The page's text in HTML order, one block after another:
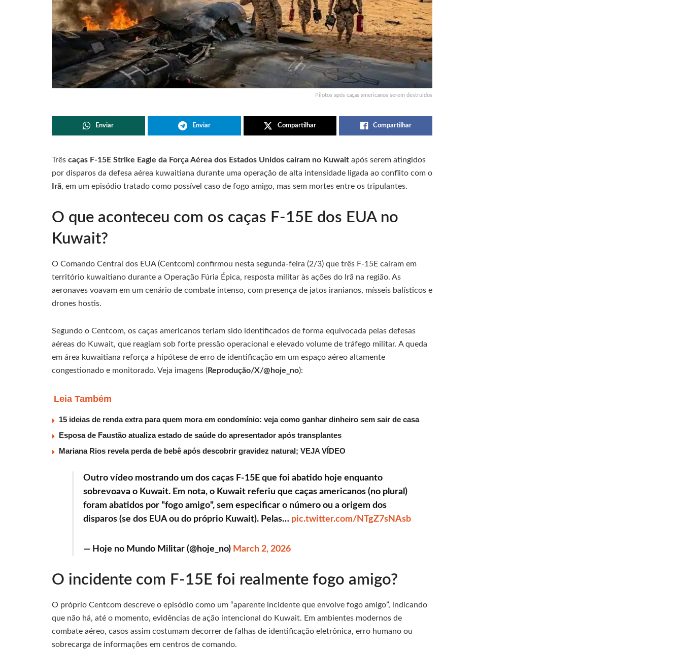
Pilotos após caças americanos serem destruídos
Enviar Enviar Compartilhar Compartilhar
Três caças F-15E Strike Eagle da Força Aérea dos Estados Unidos caíram no Kuwait após serem atingidos
por disparos da defesa aérea kuwaitiana durante uma operação de alta intensidade ligada ao conflito com o
Irã, em um episódio tratado como possível caso de fogo amigo, mas sem mortes entre os tripulantes.
O que aconteceu com os caças F-15E dos EUA no
Kuwait?
O Comando Central dos EUA (Centcom) confirmou nesta segunda-feira (2/3) que três F-15E caíram em
território kuwaitiano durante a Operação Fúria Épica, resposta militar às ações do Irã na região. As
aeronaves voavam em um cenário de combate intenso, com presença de jatos iranianos, mísseis balísticos e
drones hostis.
Segundo o Centcom, os caças americanos teriam sido identificados de forma equivocada pelas defesas
aéreas do Kuwait, que reagiam sob forte pressão operacional e elevado volume de tráfego militar. A queda
em área kuwaitiana reforça a hipótese de erro de identificação em um espaço aéreo altamente
congestionado e monitorado. Veja imagens (Reprodução/X/@hoje_no):
Leia Também
15 ideias de renda extra para quem mora em condomínio: veja como ganhar dinheiro sem sair de casa
Esposa de Faustão atualiza estado de saúde do apresentador após transplantes
Mariana Rios revela perda de bebê após descobrir gravidez natural; VEJA VÍDEO
Outro vídeo mostrando um dos caças F-15E que foi abatido hoje enquanto
sobrevoava o Kuwait. Em nota, o Kuwait referiu que caças americanos (no plural)
foram abatidos por "fogo amigo", sem especificar o número ou a origem dos
disparos (se dos EUA ou do próprio Kuwait). Pelas… pic.twitter.com/NTgZ7sNAsb
— Hoje no Mundo Militar (@hoje_no) March 2, 2026
O incidente com F-15E foi realmente fogo amigo?
O próprio Centcom descreve o episódio como um “aparente incidente que envolve fogo amigo”, indicando
que não há, até o momento, evidências de ação intencional do Kuwait. Em ambientes modernos de
combate aéreo, casos assim costumam decorrer de falhas de identificação eletrônica, erro humano ou
sobrecarga de informações em centros de comando.